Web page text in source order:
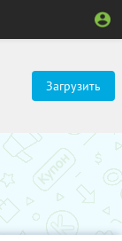
Загрузить